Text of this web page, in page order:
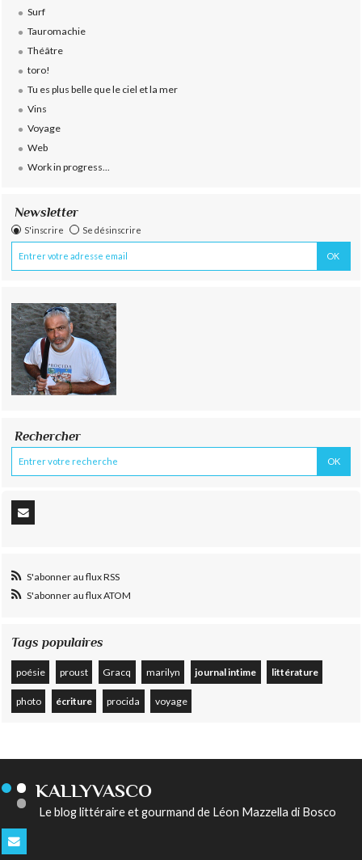
Surf
Tauromachie
Théâtre
toro!
Tu es plus belle que le ciel et la mer
Vins
Voyage
Web
Work in progress...
Newsletter
S'inscrire Se désinscrire
Rechercher
S'abonner au flux RSS
S'abonner au flux ATOM
Tags populaires
poésie proust Gracq marilyn journal intime littérature
photo écriture procida voyage
KALLYVASCO
Le blog littéraire et gourmand de Léon Mazzella di Bosco